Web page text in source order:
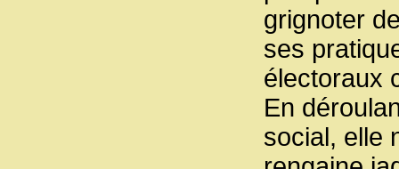
grignoter
ses
électoraux
En
social, elle